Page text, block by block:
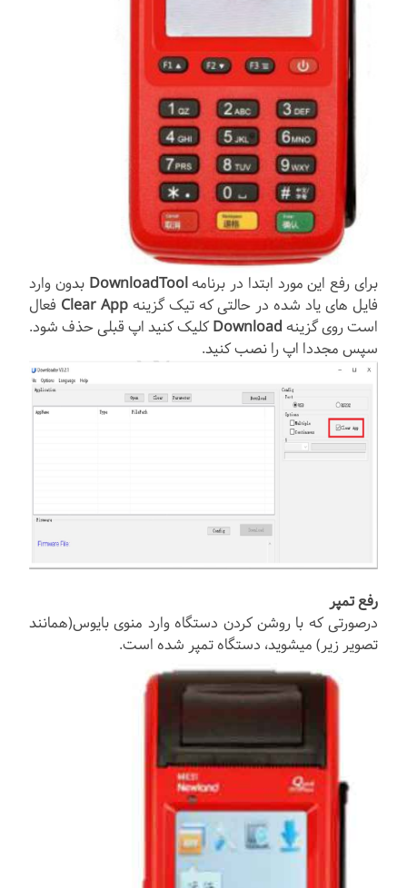
برای رفع این مورد ابتدا در برنامهDownloadTool بدون وارد
فایل های یاد شده در حالتی که تیک گزینهClear App فعال
است روی گزینهDownloadکلیک کنید اپ قبلی حذف شود.
سپس مجددا اپ را نصب کنید.
رفع تمپر
درصورتی که با روشن کردن دستگاه وارد منوی بایوس(همانند
تصویر زیر) میشوید، دستگاه تمپر شده است.